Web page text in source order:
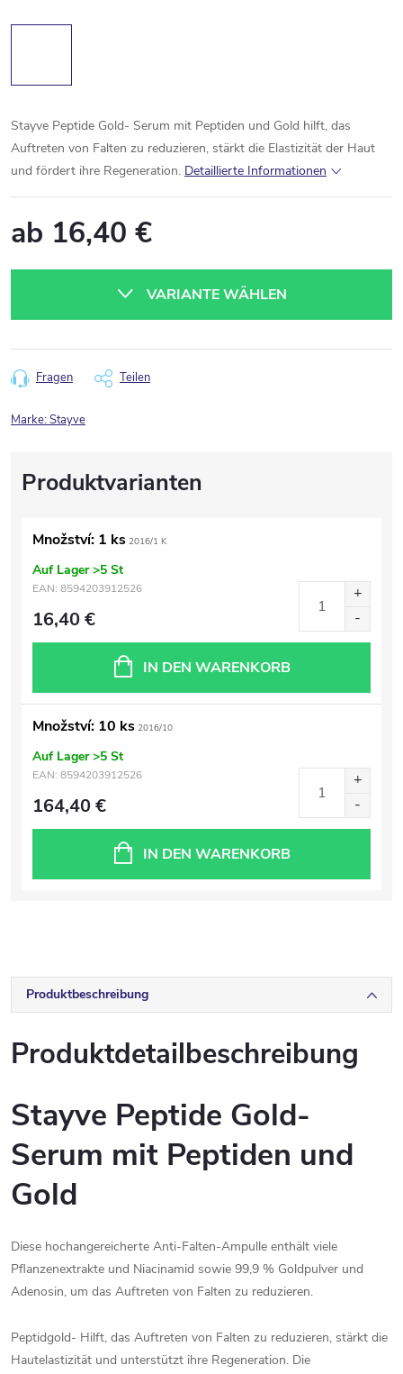
Stayve Peptide Gold- Serum mit Peptiden und Gold hilft, das
Auftreten von Falten zu reduzieren, stärkt die Elastizität der Haut
und fördert ihre Regeneration. Detaillierte Informationen
ab 16,40 €
VARIANTE WÄHLEN
Fragen Teilen
Marke:Stayve
Množství: 1 ks 2016/1 K
Auf Lager>5 St
EAN: 8594203912526
16,40 €
IN DEN WARENKORB
Množství: 10 ks 2016/10
Auf Lager>5 St
EAN: 8594203912526
164,40 €
IN DEN WARENKORB
Produktbeschreibung
Produktdetailbeschreibung
Stayve Peptide Gold-
Serum mit Peptiden und
Gold
Diese hochangereicherte Anti-Falten-Ampulle enthält viele
Pflanzenextrakte und Niacinamid sowie 99,9 % Goldpulver und
Adenosin, um das Auftreten von Falten zu reduzieren.
Peptidgold- Hilft, das Auftreten von Falten zu reduzieren, stärkt die
Hautelastizität und unterstützt ihre Regeneration. Die